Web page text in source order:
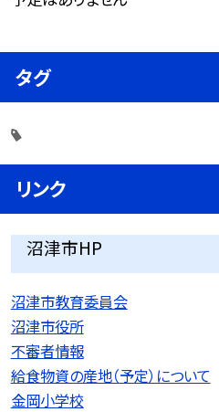
タグ
リンク
沼津市HP
沼津市教育委員会
沼津市役所
不審者情報
給食物資の産地（予定）について
金岡小学校